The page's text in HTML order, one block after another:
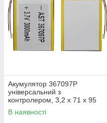
Акумулятор 367097P
універсальний з
контролером, 3,2 х 71 х 95
мм (3000 mAh)/Nomi Corsa
Tablet C070010/Nomi Corsa
В наявності